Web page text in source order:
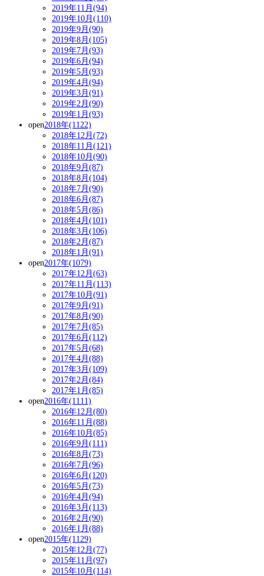
2019年11月(94)
2019年10月(110)
2019年9月(90)
2019年8月(105)
2019年7月(93)
2019年6月(94)
2019年5月(93)
2019年4月(94)
2019年3月(91)
2019年2月(90)
2019年1月(93)
open2018年(1122)
2018年12月(72)
2018年11月(121)
2018年10月(90)
2018年9月(87)
2018年8月(104)
2018年7月(90)
2018年6月(87)
2018年5月(86)
2018年4月(101)
2018年3月(106)
2018年2月(87)
2018年1月(91)
open2017年(1079)
2017年12月(63)
2017年11月(113)
2017年10月(91)
2017年9月(91)
2017年8月(90)
2017年7月(85)
2017年6月(112)
2017年5月(68)
2017年4月(88)
2017年3月(109)
2017年2月(84)
2017年1月(85)
open2016年(1111)
2016年12月(80)
2016年11月(88)
2016年10月(85)
2016年9月(111)
2016年8月(73)
2016年7月(96)
2016年6月(120)
2016年5月(73)
2016年4月(94)
2016年3月(113)
2016年2月(90)
2016年1月(88)
open2015年(1129)
2015年12月(77)
2015年11月(97)
2015年10月(114)